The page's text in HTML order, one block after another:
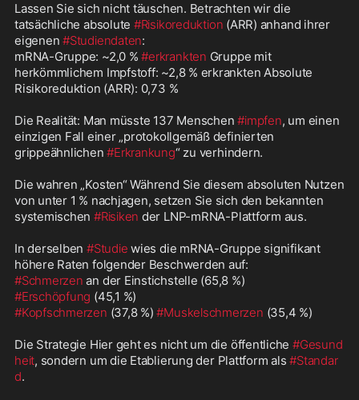
Lassen Sie sich nicht täuschen. Betrachten wir die
tatsächliche absolute #Risikoreduktion (ARR) anhand ihrer
eigenen #Studiendaten:
mRNA-Gruppe: ~2,0 % #erkrankten Gruppe mit
herkömmlichem Impfstoff: ~2,8 % erkrankten Absolute
Risikoreduktion (ARR): 0,73 %
Die Realität: Man müsste 137 Menschen #impfen, um einen
einzigen Fall einer „protokollgemäß definierten
grippeähnlichen #Erkrankung“ zu verhindern.
Die wahren „Kosten“ Während Sie diesem absoluten Nutzen
von unter 1 % nachjagen, setzen Sie sich den bekannten
systemischen #Risiken der LNP-mRNA-Plattform aus.
In derselben #Studie wies die mRNA-Gruppe signifikant
#Schmerzen
#Erschöpfung
#Kopfschmerzen (37,8 %) #Muskelschmerzen (35,4 %)
Die Strategie Hier geht es nicht um die öffentliche #Gesund
heit, sondern um die Etablierung der Plattform als #Standar
d.